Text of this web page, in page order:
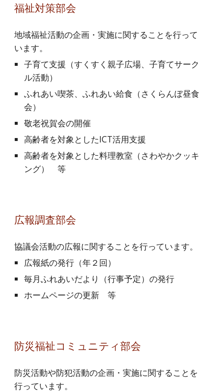
福祉対策部会
地域福祉活動の企画・実施に関することを行って
います。
子育て支援（すくすく親子広場、子育てサーク
ル活動）
ふれあい喫茶、ふれあい給食（さくらんぼ昼食
会）
敬老祝賀会の開催
高齢者を対象としたICT活用支援
高齢者を対象とした料理教室（さわやかクッキ
ング） 等
広報調査部会
協議会活動の広報に関することを行っています。
広報紙の発行（年２回）
毎月ふれあいだより（行事予定）の発行
ホームページの更新 等
防災福祉コミュニティ部会
防災活動や防犯活動の企画・実施に関することを
行っています。